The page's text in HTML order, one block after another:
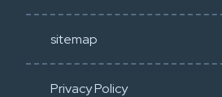
sitemap
Privacy Policy​